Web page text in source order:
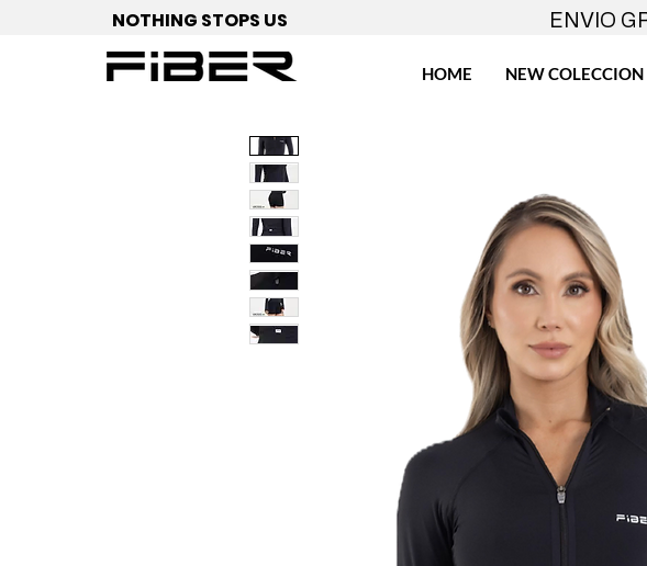
NOTHING STOPS US
HOME NEW COLECCION
ENVIO